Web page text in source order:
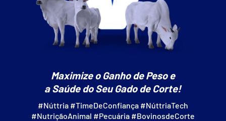
Maximize o Ganho de Peso e
a Saúde do Seu Gado de Corte!
#Núttria #TimeDeConfiança #NúttriaTech
#NutriçãoAnimal #Pecuária #BovinosdeCorte